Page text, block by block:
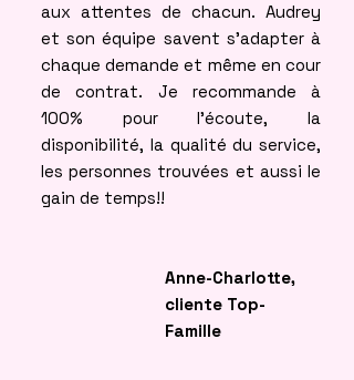
aux attentes de chacun. Audrey
et son équipe savent s’adapter à
chaque demande et même en cour
de contrat. Je recommande à
100% pour l’écoute, la
disponibilité, la qualité du service,
les personnes trouvées et aussi le
gain de temps!!
Anne-Charlotte,
cliente Top-
Famille